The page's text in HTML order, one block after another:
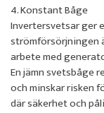
4. Konstant Båge
Invertersvetsar ger
strömförsörjningen
arbete med
En jämn svetsbåge
och minskar risken
där säkerhet och